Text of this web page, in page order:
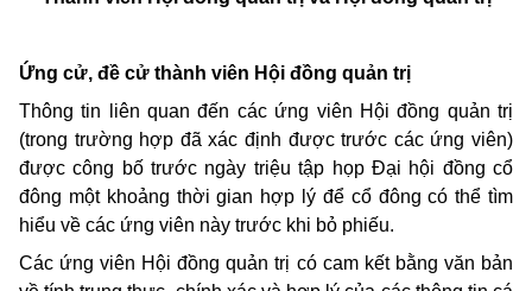
Ứng cử, đề cử thành viên Hội đồng quản trị
Thông tin liên quan đến các ứng viên Hội đồng quản trị
(trong trường hợp đã xác định được trước các ứng viên)
được công bố trước ngày triệu tập họp Đại hội đồng cổ
đông một khoảng thời gian hợp lý để cổ đông có thể tìm
hiểu về các ứng viên này trước khi bỏ phiếu.
Các ứng viên Hội đồng quản trị có cam kết bằng văn bản